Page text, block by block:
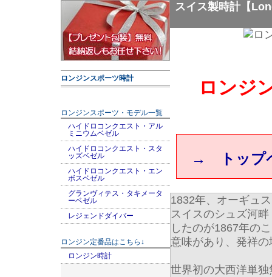
ロンジンスポーツ時計
ロンジンスポーツ・モデル一覧
ハイドロコンクエスト・アル
ミニウムベゼル
ハイドロコンクエスト・スタ
ッズベゼル
ハイドロコンクエスト・エン
ボスベゼル
グランヴィテス・タキメータ
ーベゼル
レジェンドダイバー
ロンジン定番品はこちら↓
ロンジン時計
スイス製時計【
ロンジ
→ トップ
1832年、オーギュ
スイスのシュズ河
したのが1867年の
意味があり、発祥
世界初の大西洋単